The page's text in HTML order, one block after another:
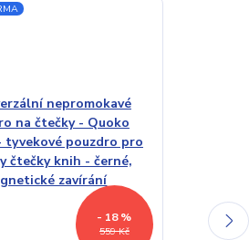
559 Kč
- 18 %